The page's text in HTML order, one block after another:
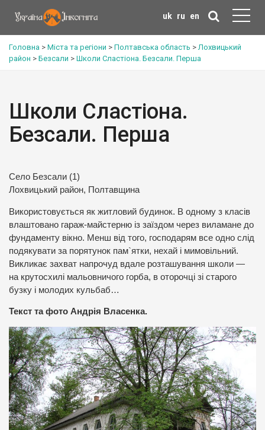
uk ru en
Головна > Міста та регіони > Полтавська область >Лохвицький
район > Безсали > Школи Сластіона. Безсали. Перша
Школи Сластіона.
Безсали. Перша
Село Безсали (1)
Лохвицький район, Полтавщина
Використовується як житловий будинок. В одному з класів
влаштовано гараж-майстерню із заїздом через виламане до
фундаменту вікно. Менш від того, господарям все одно слід
подякувати за порятунок пам`ятки, нехай і мимовільний.
Викликає захват напрочуд вдале розташування школи —
на крутосхилі мальовничого горба, в оторочці зі старого
бузку і молодих кульбаб…
Текст та фото Андрія Власенка.